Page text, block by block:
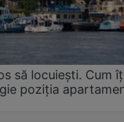
să locuiești. Cum
poziția